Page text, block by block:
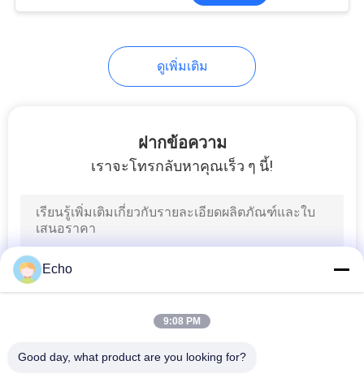
ดูเพิ่มเติม
ฝากข้อความ
เราจะโทรกลับหาคุณเร็ว ๆ นี้!
Echo
9:08 PM
Good day, what product are you looking for?